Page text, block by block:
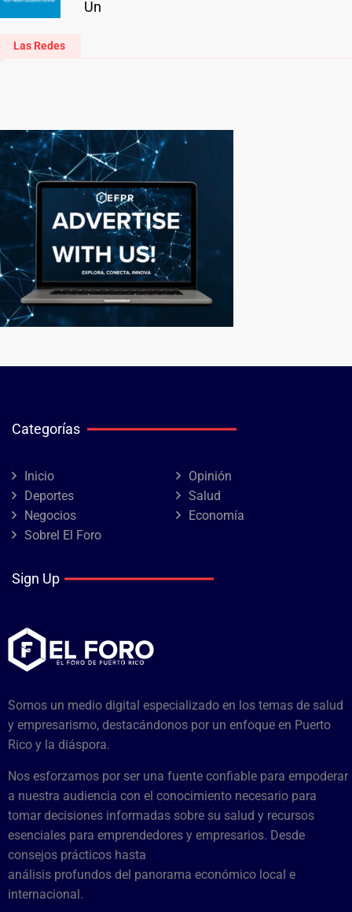
Un
Las Redes
Categorías
Inicio
Opinión
Deportes
Salud
Negocios
Economía
Sobrel El Foro
Sign Up
Somos un medio digital especializado en los temas de salud
y empresarismo, destacándonos por un enfoque en Puerto
Rico y la diáspora.
Nos esforzamos por ser una fuente confiable para empoderar
a nuestra audiencia con el conocimiento necesario para
tomar decisiones informadas sobre su salud y recursos
esenciales para emprendedores y empresarios. Desde
consejos prácticos hasta
análisis profundos del panorama económico local e
internacional.